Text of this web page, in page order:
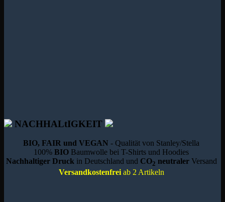
NACHHALtIGKEIT
BIO, FAIR und VEGAN - Qualität von Stanley/Stella
100%BIO Baumwolle bei T-Shirts und Hoodies
Nachhaltiger Druck in Deutschland und CO2 neutraler Versand
Versandkostenfreiab 2 Artikeln